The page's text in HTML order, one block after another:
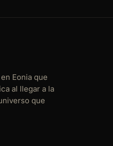
Eonia que
al llegar a la
que